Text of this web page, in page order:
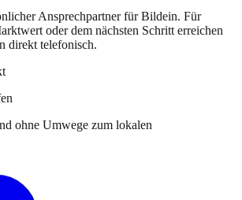
Ansprechpartnerfür Bildein. Für
oder dem nächsten Schritt erreichen
direkt telefonisch.
ohne Umwege zum lokalen